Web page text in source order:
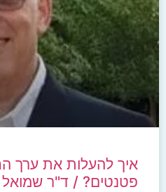
איך להעלות את ערך
פטנטים? / ד"ר שמואל